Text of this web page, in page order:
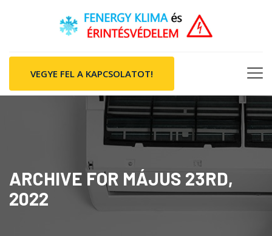
VEGYE FEL A KAPCSOLATOT!
ARCHIVE FOR MÁJUS 23RD,
2022